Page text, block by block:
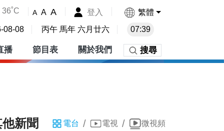
36˚C A A A 登入 繁體
08-08 丙午 馬年 六月廿六 07:39
播 節目表 關於我們 搜尋
新聞 電台 / 電視 / 微視頻